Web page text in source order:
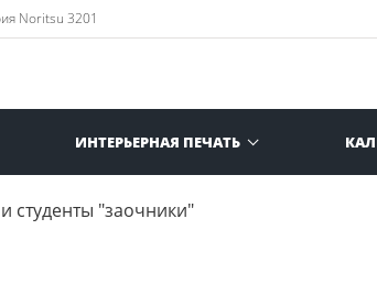
Noritsu 3201
ИНТЕРЬЕРНАЯ ПЕЧАТЬ
студенты "заочники"